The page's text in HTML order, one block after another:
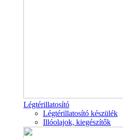
Légtérillatosító
Légtérillatosító készülék
Illóolajok, kiegészítők